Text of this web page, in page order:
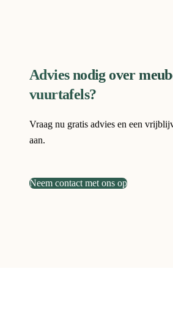
Advies nodig over
vuurtafels?
Vraag nu gratis advies en een
aan.
Neem contact met ons op